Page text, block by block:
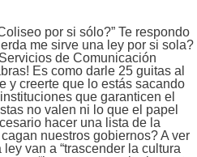
por si sólo?” Te respondo
me sirve una ley por si sola?
de Comunicación
Es como darle 25 guitas al
y creerte que lo estás sacando
que garanticen el
no valen ni lo que el papel
hacer una lista de la
nuestros gobiernos? A ver
van a “trascender la cultura